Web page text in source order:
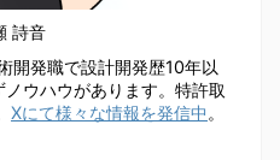
詩音
開発職で設計開発歴10年以
ウハウがあります。特許取
Xにて様々な情報を発信中 。